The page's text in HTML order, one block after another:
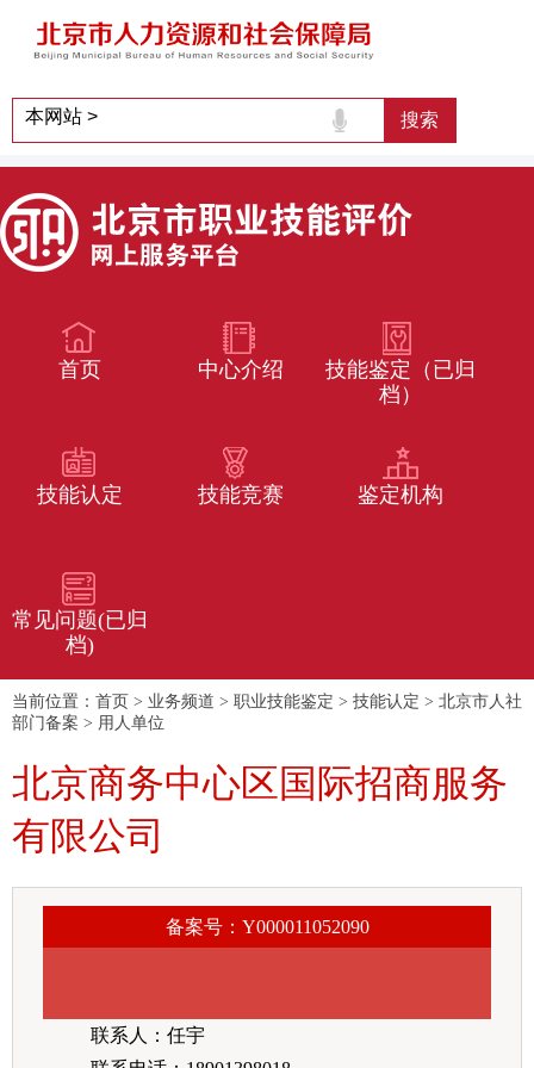
首页 中心介绍
技能鉴定（已归
档）
技能认定 技能竞赛 鉴定机构
常见问题(已归
档)
当前位置： 首页 > 业务频道 > 职业技能鉴定 > 技能认定 > 北京市人社
部门备案 > 用人单位
北京商务中心区国际招商服务
有限公司
备案号：Y000011052090
联系人：任宇